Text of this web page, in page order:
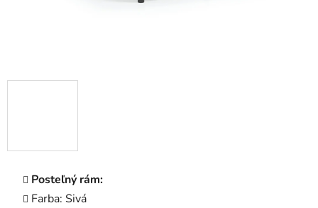
Posteľný rám:
Farba: Sivá